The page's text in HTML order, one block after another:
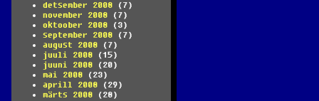
detsember 2008 (7)
november 2008 (7)
oktoober 2008 (3)
september 2008 (7)
august 2008 (7)
juuli 2008 (15)
juuni 2008 (20)
mai 2008 (23)
aprill 2008 (29)
märts 2008 (28)